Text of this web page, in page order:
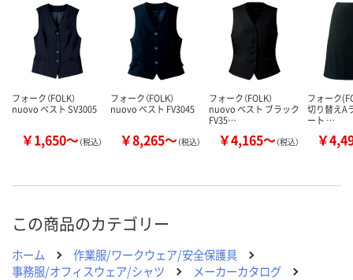
メーカー都合により
販売停止中です
数量
カゴへ
お取り扱い
フォーク（FOLK）
nuovo ベスト SV3005
￥1,650～（税込）
フォーク（FOLK）
nuovo ベスト FV3045
￥8,265～（税込）
フォーク（FOLK）
nuovo ベスト ブラック
FV35…
￥4,165～（税込）
フォーク
切り替えA
ート …
￥
この商品のカテゴリー
ホーム
作業服/ワークウェア/安全保護具
事務服/オフィスウェア/シャツ
メーカーカタログ